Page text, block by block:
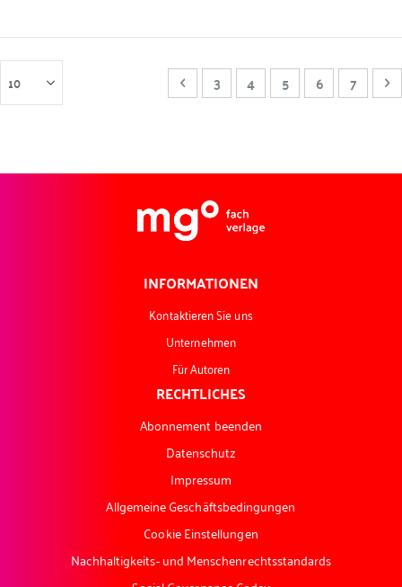
SeiteSeite
ZurückSeite
3 Seite
4 Sie lesen gerade
5 Seite
6 Seite
7
INFORMATIONEN
Kontaktieren Sie uns
Unternehmen
Für Autoren
RECHTLICHES
Abonnement beenden
Datenschutz
Impressum
Allgemeine Geschäftsbedingungen
Cookie Einstellungen
Nachhaltigkeits- und Menschenrechtsstandards